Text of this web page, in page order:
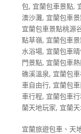
包, 宜蘭包車景點,
澳沙灘, 宜蘭包車
宜蘭包車景點桃源
點草嶺, 宜蘭包車
水浴場, 宜蘭包車
門景點, 宜蘭包車
礁溪溫泉, 宜蘭包
車自由行, 宜蘭包
車行程, 宜蘭包車
蘭天地玩家, 宜蘭
宜蘭旅遊包車、天